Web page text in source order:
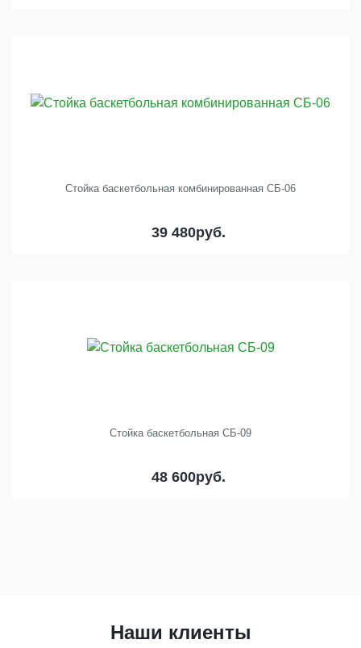
Стойка баскетбольная комбинированная СБ-06
39 480руб.
Стойка баскетбольная СБ-09
48 600руб.
Наши клиенты